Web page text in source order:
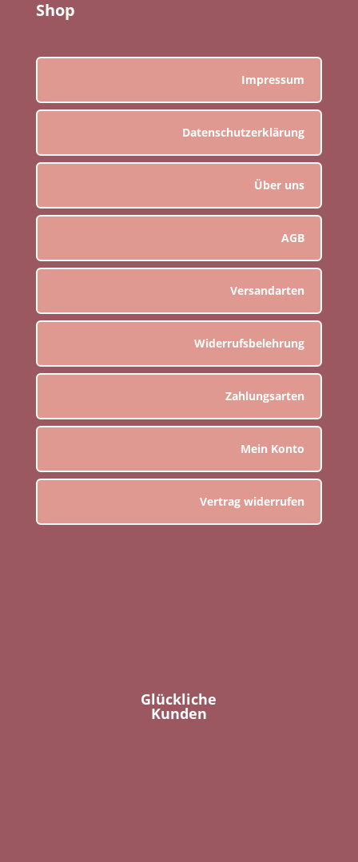
Shop
Impressum
Datenschutzerklärung
Über uns
AGB
Versandarten
Widerrufsbelehrung
Zahlungsarten
Mein Konto
Vertrag widerrufen
Glückliche
Kunden